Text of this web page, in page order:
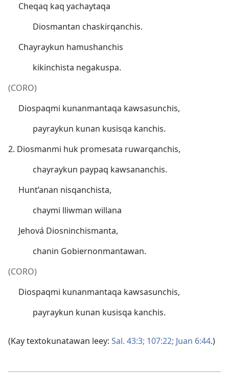
Cheqaq kaq yachaytaqa
Diosmantan chaskirqanchis.
Chayraykun hamushanchis
kikinchista negakuspa.
(CORO)
Diospaqmi kunanmantaqa kawsasunchis,
payraykun kunan kusisqa kanchis.
2. Diosmanmi huk promesata ruwarqanchis,
chayraykun paypaq kawsananchis.
Hunt’anan nisqanchista,
chaymi lliwman willana
Jehová Diosninchismanta,
chanin Gobiernonmantawan.
(CORO)
Diospaqmi kunanmantaqa kawsasunchis,
payraykun kunan kusisqa kanchis.
(Kay textokunatawan leey: Sal. 43:3; 107:22; Juan 6:44.)